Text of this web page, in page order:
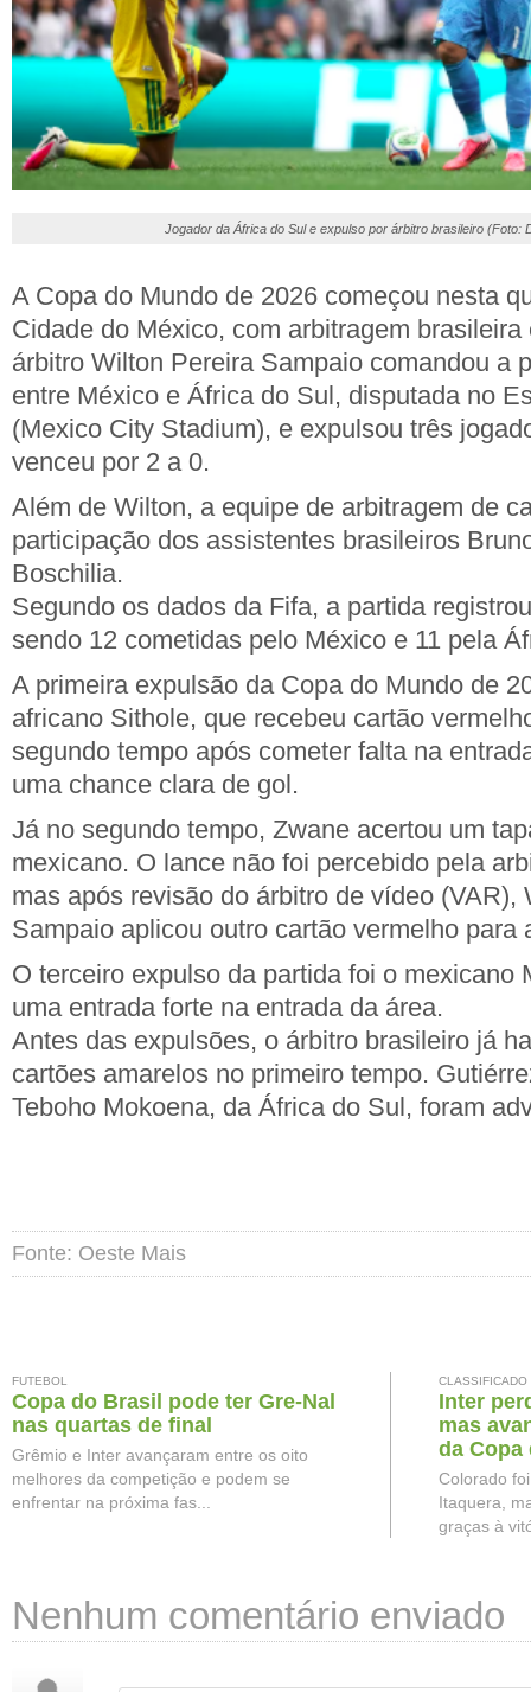
Jogador da África do Sul e expulso por árbitro brasileiro (Foto:
A Copa do Mundo de 2026 começou nesta
Cidade do México, com arbitragem
árbitro Wilton Pereira Sampaio comandou a
entre México e África do Sul, disputada no
(Mexico City Stadium), e expulsou três
venceu por 2 a 0.
Além de Wilton, a equipe de arbitragem de
participação dos assistentes brasileiros
Boschilia.
Segundo os dados da Fifa, a partida
sendo 12 cometidas pelo México e 11 pela
A primeira expulsão da Copa do Mundo de
africano Sithole, que recebeu cartão
segundo tempo após cometer falta na
uma chance clara de gol.
Já no segundo tempo, Zwane acertou um
mexicano. O lance não foi percebido pela
mas após revisão do árbitro de vídeo (VAR),
Sampaio aplicou outro cartão vermelho para
O terceiro expulso da partida foi o mexicano
uma entrada forte na entrada da área.
Antes das expulsões, o árbitro brasileiro já
cartões amarelos no primeiro tempo.
Teboho Mokoena, da África do Sul, foram
Fonte: Oeste Mais
FUTEBOL
Copa do Brasil pode ter Gre-Nal
nas quartas de final
Grêmio e Inter avançaram entre os oito
melhores da competição e podem se
enfrentar na próxima fas...
CLASSIFICADO
Inter
mas
da Copa
Colorado
Itaquera,
graças à
Nenhum comentário enviado